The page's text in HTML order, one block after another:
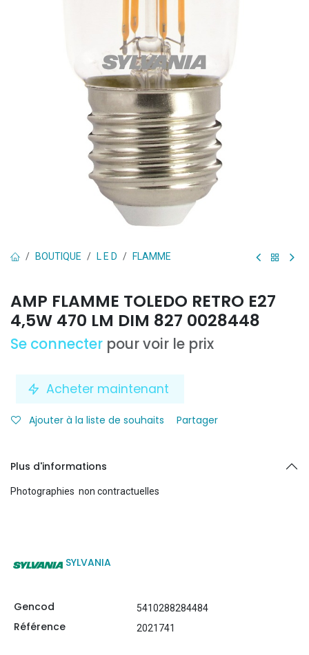
BOUTIQUE L E D FLAMME
AMP FLAMME TOLEDO RETRO E27
4,5W 470 LM DIM 827 0028448
Se connecter pour voir le prix
Acheter maintenant
Ajouter à la liste de souhaits Partager
Plus d'informations
Photographies non contractuelles
SYLVANIA
Gencod 5410288284484
Référence 2021741